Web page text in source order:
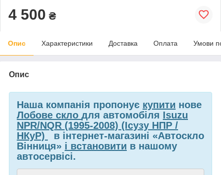
4 500 ₴
Опис Характеристики Доставка Оплата Умови
Опис
Наша компанія пропонує купити нове
Лобове скло для автомобіля Isuzu
NPR/NQR (1995-2008) (Ісузу НПР /
НКуР)
в інтернет-магазині «Автоскло
Вінниця» і встановити в нашому
автосервісі.